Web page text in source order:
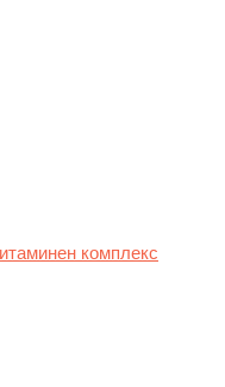
комплекс